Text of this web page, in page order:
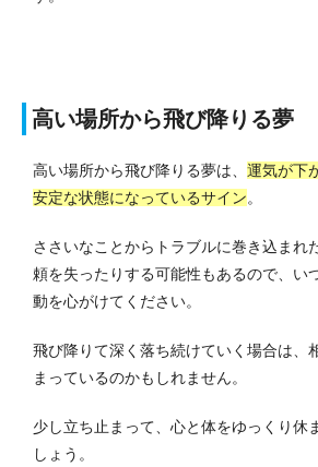
高い場所から飛び降りる夢
高い場所から飛び降りる夢は、 運気が下
安定な状態になっているサイン。
ささいなことからトラブルに巻き込まれ
頼を失ったりする可能性もあるので、い
動を心がけてください。
飛び降りて深く落ち続けていく場合は、
まっているのかもしれません。
少し立ち止まって、心と体をゆっくり休
しょう。